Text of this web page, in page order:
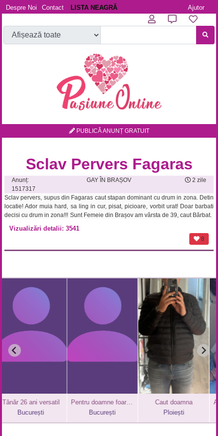
Despre Noi Contact LISTA NEAGRĂ Ajutor
PUBLICĂ ANUNȚ GRATUIT
Sclav Pervers Fagaras
Anunț:
1517317
GAY ÎN BRAȘOV 2 zile
Sclav pervers, supus din Fagaras caut stapan dominant cu drum in zona. Detin
locatie! Ador muia hard, sa ling in cur, pisat, picioare, vorbit urat! Doar barbati
decisi cu drum in zona!!! Sunt Femeie din Brașov am vârsta de 39, caut Bărbat.
Vizualizări detalii: 3541
8
26 ani versatil
București
Pentru doamne foarte discrete
București
Caut doamna
Ploiești